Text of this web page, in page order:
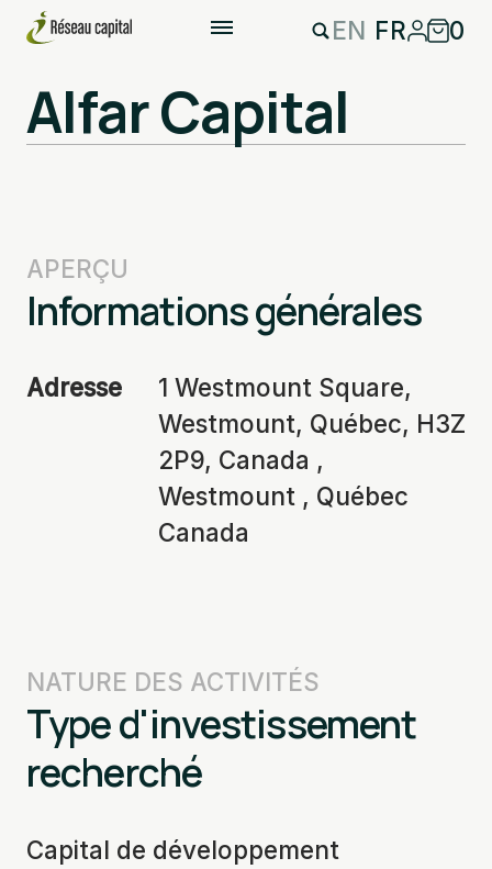
EN FR 0
Alfar Capital
APERÇU
Informations générales
Adresse
1 Westmount Square,
Westmount, Québec, H3Z
2P9, Canada ,
Westmount , Québec
Canada
NATURE DES ACTIVITÉS
Type d'investissement
recherché
Capital de développement